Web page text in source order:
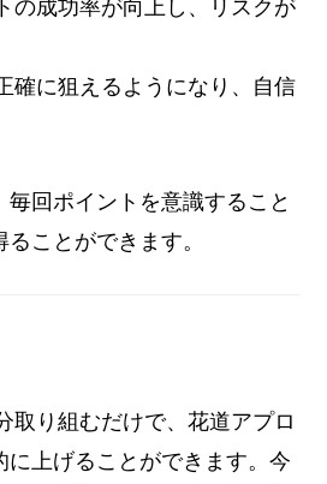
の成功率が向上し、リスクが
確に狙えるようになり、自信
回ポイントを意識すること
ことができます。
取り組むだけで、花道アプロ
に上げることができます。今